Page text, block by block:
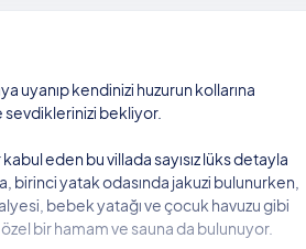
uyanıp kendinizi huzurun kollarına
sevdiklerinizi bekliyor.
eden bu villada sayısız lüks detayla
birinci yatak odasında jakuzi bulunurken,
bebek yatağı ve çocuk havuzu gibi
bir hamam ve sauna da bulunuyor.